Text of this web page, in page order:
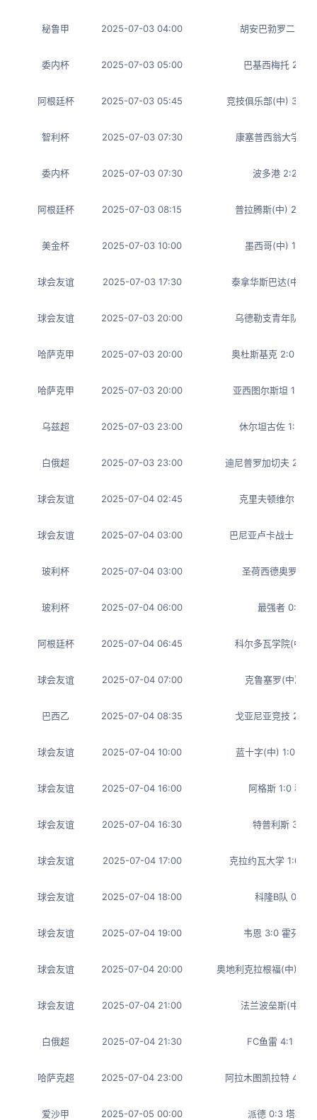
秘鲁甲 2025-07-03 04:00 胡安巴勃罗二世
委内杯 2025-07-03 05:00 巴基西梅托 2:0
阿根廷杯 2025-07-03 05:45 竞技俱乐部(中) 3:1
智利杯 2025-07-03 07:30 康塞普西翁大学
委内杯 2025-07-03 07:30 波多港 2:2 加
阿根廷杯 2025-07-03 08:15 普拉腾斯(中) 2:2
美金杯 2025-07-03 10:00 墨西哥(中) 1:0
球会友谊 2025-07-03 17:30 泰拿华斯巴达(中)
球会友谊 2025-07-03 20:00 乌德勒支青年队
哈萨克甲 2025-07-03 20:00 奥杜斯基克 2:0
哈萨克甲 2025-07-03 20:00 亚西图尔斯坦 1:1 阿
乌兹超 2025-07-03 23:00 休尔坦古佐 1:2 克
白俄超 2025-07-03 23:00 迪尼普罗加切夫 2:0
球会友谊 2025-07-04 02:45 克里夫顿维尔 1:0
球会友谊 2025-07-04 03:00 巴尼亚卢卡战士 4:0
玻利杯 2025-07-04 03:00 圣荷西德奥罗 5:0
玻利杯 2025-07-04 06:00 最强者 0:1 奥
阿根廷杯 2025-07-04 06:45 科尔多瓦学院(中)
球会友谊 2025-07-04 07:00 克鲁塞罗(中) 0:1
巴西乙 2025-07-04 08:35 戈亚尼亚竞技 2:1
球会友谊 2025-07-04 10:00 蓝十字(中) 1:0 云
球会友谊 2025-07-04 16:00 阿格斯 1:0 穆塞
球会友谊 2025-07-04 16:30 特普利斯 3:2
球会友谊 2025-07-04 17:00 克拉约瓦大学 1:0
球会友谊 2025-07-04 18:00 科隆B队 0:1
球会友谊 2025-07-04 19:00 韦恩 3:0 霍芬海
球会友谊 2025-07-04 20:00 奥地利克拉根福(中) 3:3
球会友谊 2025-07-04 21:00 法兰波垒斯(中)
白俄超 2025-07-04 21:30 FC鱼雷 4:1 莫洛
哈萨克超 2025-07-04 23:00 阿拉木图凯拉特 4:0
爱沙甲 2025-07-05 00:00 派德 0:3 塔林利